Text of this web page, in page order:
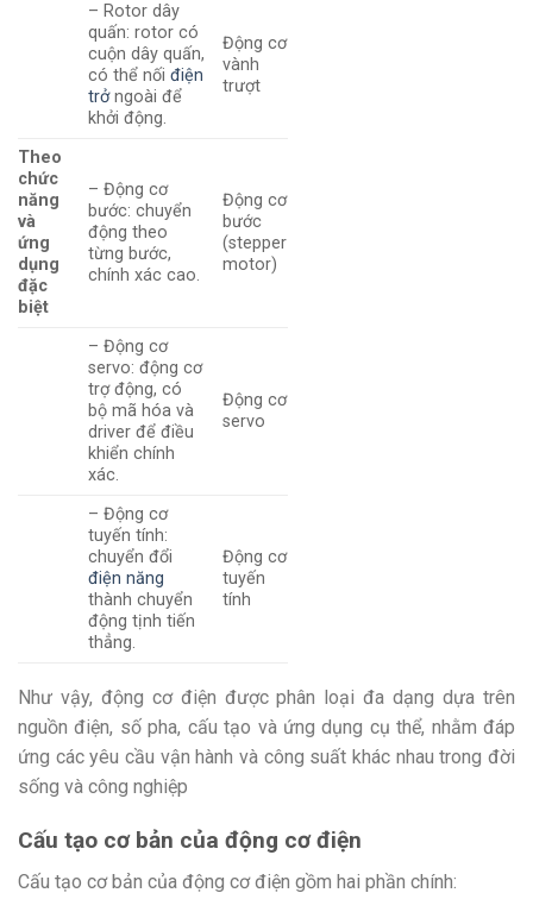
– Rotor dây
quấn: rotor có
cuộn dây quấn,
có thể nốiđiện
trởngoài để
khởi động.
Động cơ
vành
trượt
Theo
chức
năng
và
ứng
dụng
đặc
biệt
– Động cơ
bước: chuyển
động theo
từng bước,
chính xác cao.
Động cơ
bước
(stepper
motor)
– Động cơ
servo: động cơ
trợ động, có
bộ mã hóa và
driver để điều
khiển chính
xác.
Động cơ
servo
– Động cơ
tuyến tính:
chuyển đổi
điện năng
thành chuyển
động tịnh tiến
thẳng.
Động cơ
tuyến
tính
Như vậy, động cơ điện được phân loại đa dạng dựa trên
nguồn điện, số pha, cấu tạo và ứng dụng cụ thể, nhằm đáp
ứng các yêu cầu vận hành và công suất khác nhau trong đời
sống và công nghiệp
Cấu tạo cơ bản của động cơ điện
Cấu tạo cơ bản của động cơ điện gồm hai phần chính: